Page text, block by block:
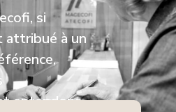
si
attribué à un
entendons